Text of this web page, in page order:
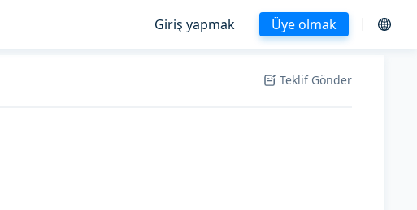
Giriş yapmak Üye olmak
Teklif Gönder